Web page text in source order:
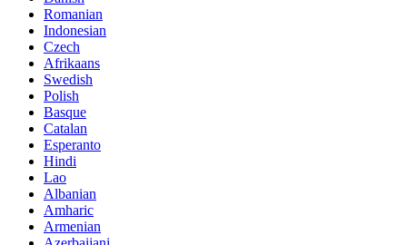
Romanian
Indonesian
Czech
Afrikaans
Swedish
Polish
Basque
Catalan
Esperanto
Hindi
Lao
Albanian
Amharic
Armenian